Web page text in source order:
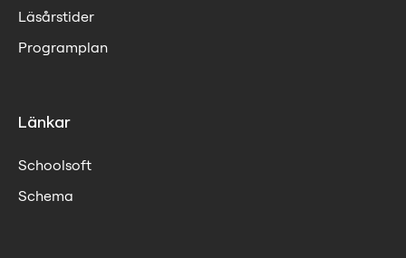
Läsårstider
Programplan
Länkar
Schoolsoft
Schema